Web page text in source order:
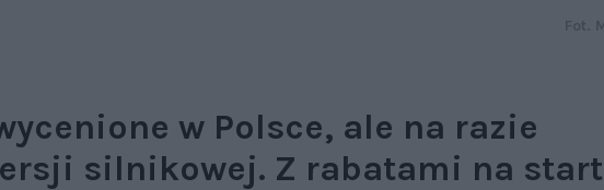
w Polsce, ale na razie
silnikowej. Z rabatami na start